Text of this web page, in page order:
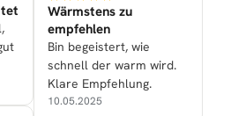
Wärmstens zu
empfehlen
Bin begeistert, wie
schnell der warm wird.
Klare Empfehlung.
10.05.2025